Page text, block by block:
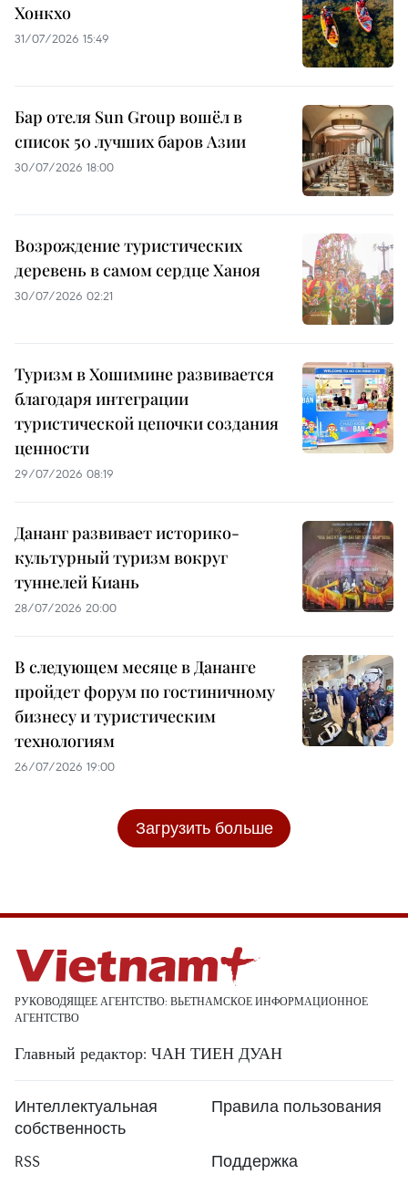
Хонкхо
31/07/2026 15:49
Бар отеля Sun Group вошёл в
список 50 лучших баров Азии
30/07/2026 18:00
Возрождение туристических
деревень в самом сердце Ханоя
30/07/2026 02:21
Туризм в Хошимине развивается
благодаря интеграции
туристической цепочки создания
ценности
29/07/2026 08:19
Дананг развивает историко-
культурный туризм вокруг
туннелей Киань
28/07/2026 20:00
В следующем месяце в Дананге
пройдет форум по гостиничному
бизнесу и туристическим
технологиям
26/07/2026 19:00
Загрузить больше
РУКОВОДЯЩЕЕ АГЕНТСТВО: ВЬЕТНАМСКОЕ ИНФОРМАЦИОННОЕ
АГЕНТСТВО
Главный редактор: ЧАН ТИЕН ДУАН
Интеллектуальная
собственность
Правила пользования
RSS
Поддержка